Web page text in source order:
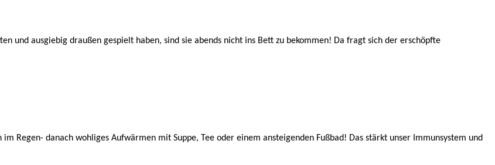
und ausgiebig draußen gespielt haben, sind sie abends nicht ins Bett zu bekommen! Da fragt sich der erschöpfte
Regen- danach wohliges Aufwärmen mit Suppe, Tee oder einem ansteigenden Fußbad! Das stärkt unser Immunsystem und